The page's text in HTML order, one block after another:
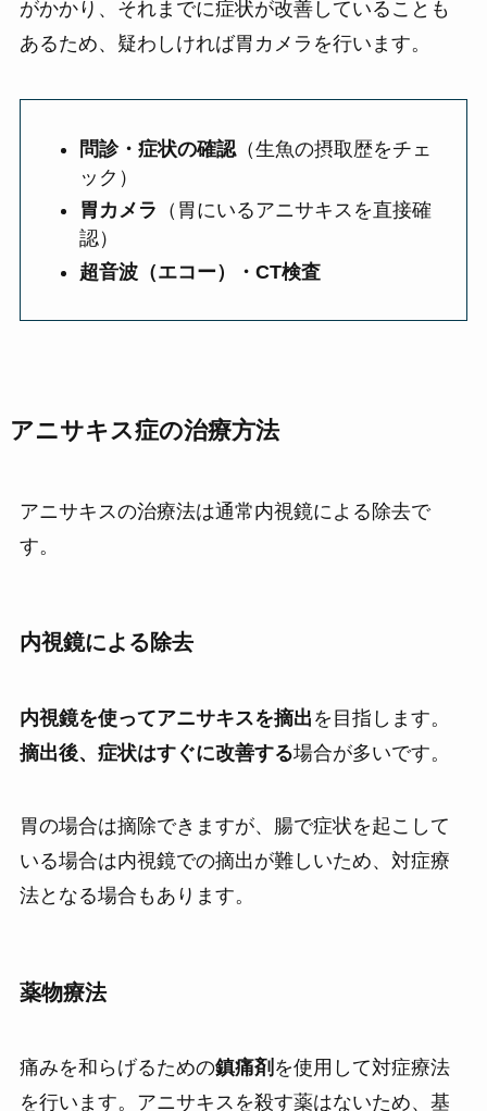
がかかり、それまでに症状が改善していることも
あるため、疑わしければ胃カメラを行います。
問診・症状の確認（生魚の摂取歴をチェ
ック）
胃カメラ （胃にいるアニサキスを直接確
認）
超音波（エコー）・CT検査
アニサキス症の治療方法
アニサキスの治療法は通常内視鏡による除去で
す。
内視鏡による除去
内視鏡を使ってアニサキスを摘出 を目指します。
摘出後、症状はすぐに改善する場合が多いです。
胃の場合は摘除できますが、腸で症状を起こして
いる場合は内視鏡での摘出が難しいため、対症療
法となる場合もあります。
薬物療法
痛みを和らげるための鎮痛剤 を使用して対症療法
を行います。アニサキスを殺す薬はないため、基